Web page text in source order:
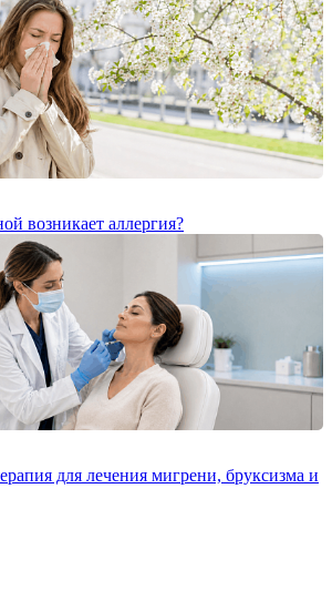
возникает аллергия?
для лечения мигрени, бруксизма и